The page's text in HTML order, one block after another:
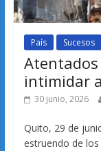
País Sucesos
intimidar
30 junio, 2026
Quito, 29 de
estruendo de